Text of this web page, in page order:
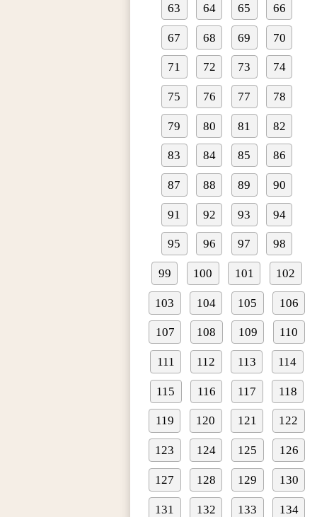
63 64 65 66
67 68 69 70
71 72 73 74
75 76 77 78
79 80 81 82
83 84 85 86
87 88 89 90
91 92 93 94
95 96 97 98
99 100 101 102
103 104 105 106
107 108 109 110
111 112 113 114
115 116 117 118
119 120 121 122
123 124 125 126
127 128 129 130
131 132 133 134